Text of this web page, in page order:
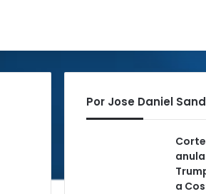
Por Jose Daniel
Corte
a